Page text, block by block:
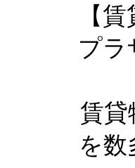
【
プラ
賃貸
を